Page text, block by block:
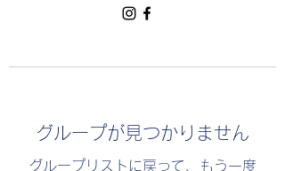
グループが見つかりません
グループリストに戻って、もう一度